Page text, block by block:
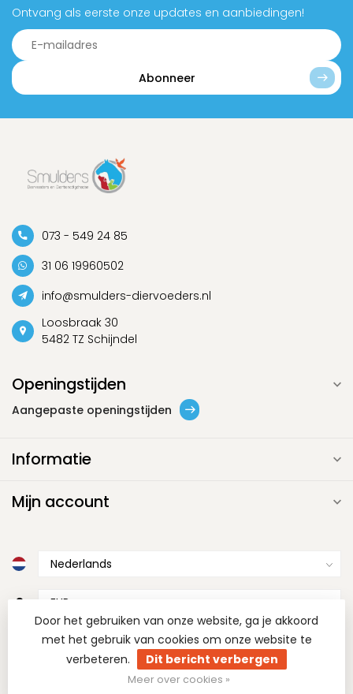
Ontvang als eerste onze updates en aanbiedingen!
Abonneer
073 - 549 24 85
31 06 19960502
info@smulders-diervoeders.nl
Loosbraak 30
5482 TZ Schijndel
Openingstijden
Aangepaste openingstijden
Informatie
Mijn account
€
Door het gebruiken van onze website, ga je akkoord
met het gebruik van cookies om onze website te
verbeteren.
Dit bericht verbergen
Meer over cookies »